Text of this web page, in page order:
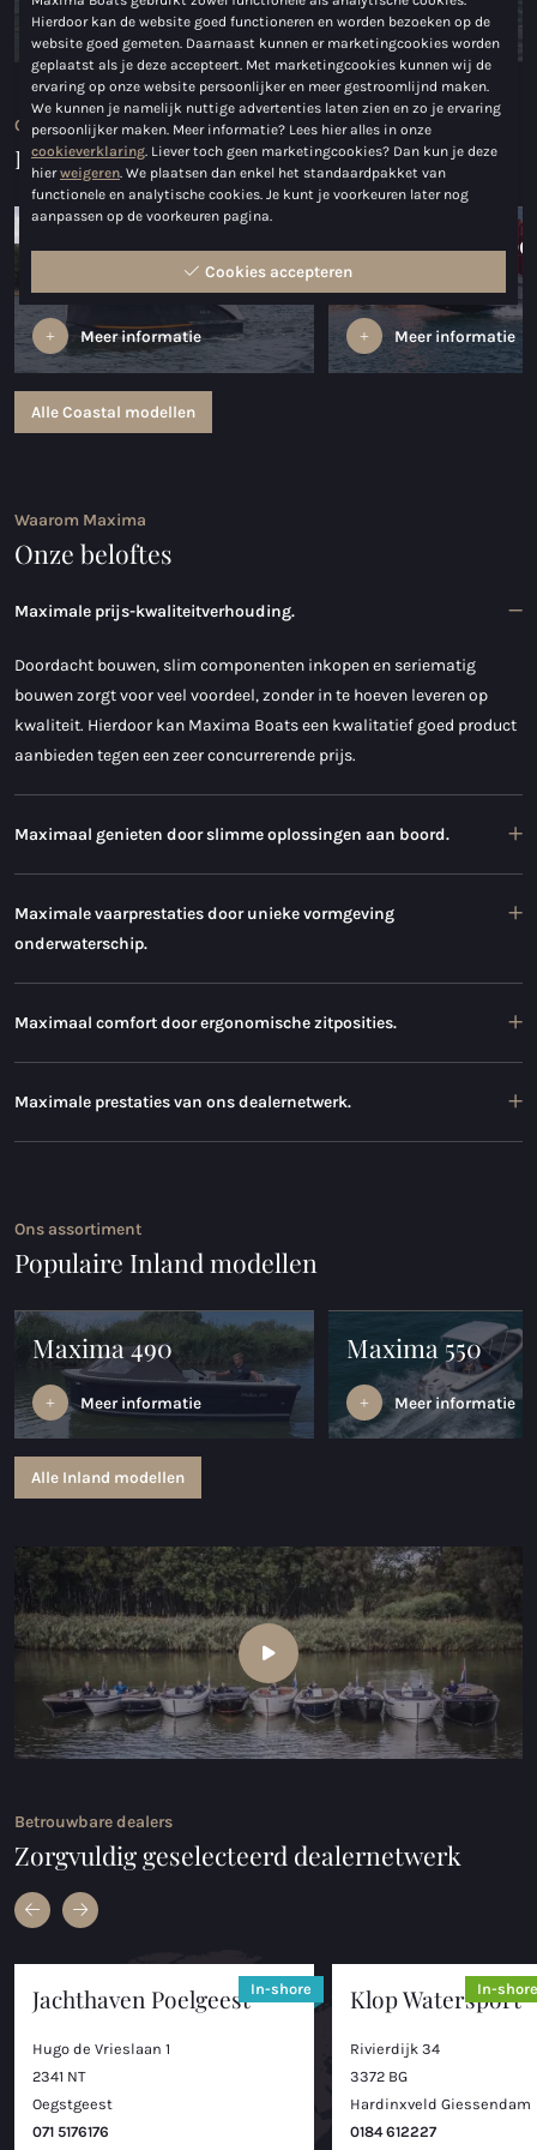
Bekijk het aanbod
Ons assortiment
Populaire Coastal modellen
Meer informatie
Maxima 680
lounge
Meer informatie
Alle Coastal modellen
Waarom Maxima
Onze beloftes
Maximale prijs-kwaliteitverhouding.
Doordacht bouwen, slim componenten inkopen en seriematig
bouwen zorgt voor veel voordeel, zonder in te hoeven leveren op
kwaliteit. Hierdoor kan Maxima Boats een kwalitatief goed product
aanbieden tegen een zeer concurrerende prijs.
Maximaal genieten door slimme oplossingen aan boord.
Maximale vaarprestaties door unieke vormgeving
onderwaterschip.
Maximaal comfort door ergonomische zitposities.
Maximale prestaties van ons dealernetwerk.
Ons assortiment
Populaire Inland modellen
Maxima 490
Meer informatie
Maxima 550
Meer informatie
Alle Inland modellen
Betrouwbare dealers
Zorgvuldig geselecteerd dealernetwerk
Jachthaven Poelgeest
Hugo de Vrieslaan 1
2341 NT
Oegstgeest
071 5176176
In-shore Klop Watersport
Rivierdijk 34
3372 BG
Hardinxveld Giessendam
0184 612227
In-
Hierdoor kan de website goed functioneren en worden bezoeken op de
website goed gemeten. Daarnaast kunnen er marketingcookies worden
geplaatst als je deze accepteert. Met marketingcookies kunnen wij de
ervaring op onze website persoonlijker en meer gestroomlijnd maken.
We kunnen je namelijk nuttige advertenties laten zien en zo je ervaring
persoonlijker maken. Meer informatie? Lees hier alles in onze
cookieverklaring . Liever toch geen marketingcookies? Dan kun je deze
hierweigeren . We plaatsen dan enkel het standaardpakket van
functionele en analytische cookies. Je kunt je voorkeuren later nog
aanpassen op de voorkeuren pagina.
Cookies accepteren